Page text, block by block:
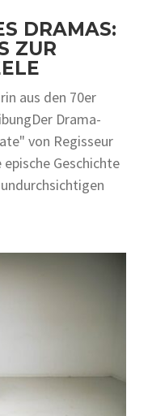
DRAMAS:
ZUR
aus den 70er
Drama-
von Regisseur
Geschichte